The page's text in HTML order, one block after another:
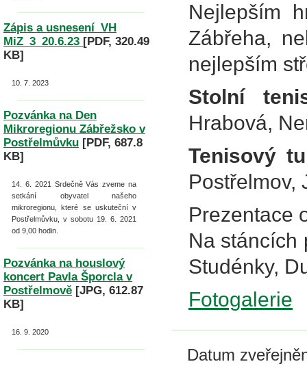
Zápis a usnesení_VH
MiZ_3_20.6.23 [PDF, 320.49
KB]
10. 7. 2023
Pozvánka na Den
Mikroregionu Zábřežsko v
Postřelmůvku [PDF, 687.8
KB]
14. 6. 2021 Srdečně Vás zveme na
setkání obyvatel našeho
mikroregionu, které se uskuteční v
Postřelmůvku, v sobotu 19. 6. 2021
od 9,00 hodin.
Pozvánka na houslový
koncert Pavla Šporcla v
Postřelmově [JPG, 612.87
KB]
16. 9. 2020
Nejlepším
Zábřeha,
nejlepším
Stolní
Hrabová,
Tenisový
Postřelmov,
Prezentace
Na stáncích
Studénky,
Fotogalerie
Datum